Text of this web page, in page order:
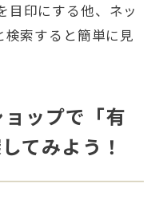
目印にする他、ネッ
検索すると簡単に見
ップで「有
てみよう！